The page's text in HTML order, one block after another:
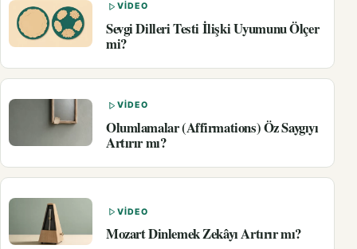
VIDEO
Sevgi Dilleri Testi İlişki Uyumunu Ölçer
mi?
VIDEO
Olumlamalar (Affirmations) Öz Saygıyı
Artırır mı?
VIDEO
Mozart Dinlemek Zekâyı Artırır mı?